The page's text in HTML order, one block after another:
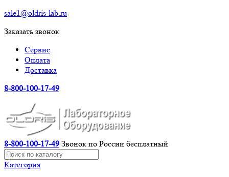
sale1@oldris-lab.ru
Заказать звонок
Сервис
Оплата
Доставка
8-800-100-17-49
8-800-100-17-49 Звонок по России бесплатный
Категория